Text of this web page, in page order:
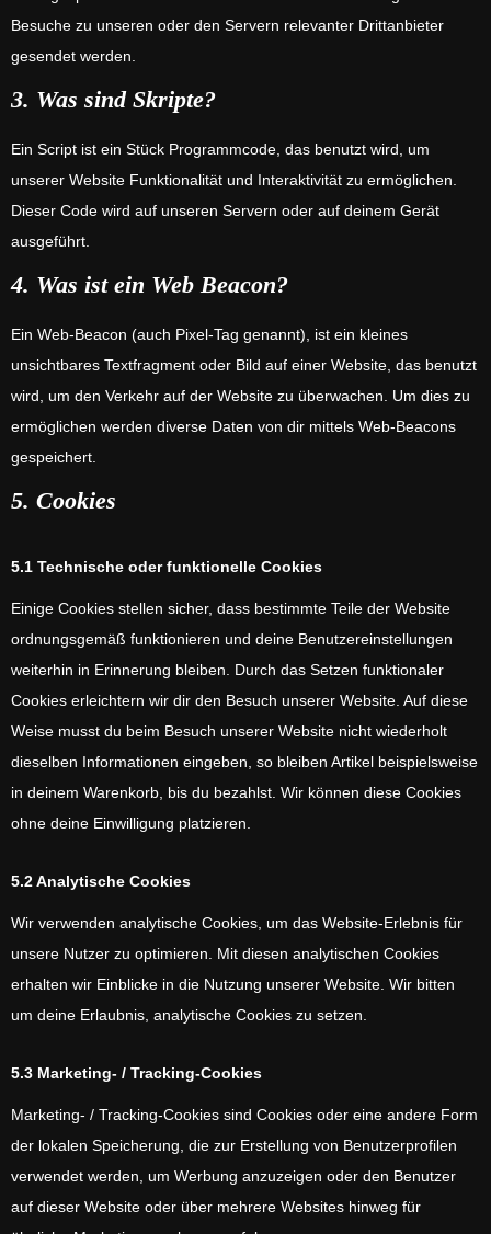
Besuche zu unseren oder den Servern relevanter Drittanbieter
gesendet werden.
3. Was sind Skripte?
Ein Script ist ein Stück Programmcode, das benutzt wird, um
unserer Website Funktionalität und Interaktivität zu ermöglichen.
Dieser Code wird auf unseren Servern oder auf deinem Gerät
ausgeführt.
4. Was ist ein Web Beacon?
Ein Web-Beacon (auch Pixel-Tag genannt), ist ein kleines
unsichtbares Textfragment oder Bild auf einer Website, das benutzt
wird, um den Verkehr auf der Website zu überwachen. Um dies zu
ermöglichen werden diverse Daten von dir mittels Web-Beacons
gespeichert.
5. Cookies
5.1 Technische oder funktionelle Cookies
Einige Cookies stellen sicher, dass bestimmte Teile der Website
ordnungsgemäß funktionieren und deine Benutzereinstellungen
weiterhin in Erinnerung bleiben. Durch das Setzen funktionaler
Cookies erleichtern wir dir den Besuch unserer Website. Auf diese
Weise musst du beim Besuch unserer Website nicht wiederholt
dieselben Informationen eingeben, so bleiben Artikel beispielsweise
in deinem Warenkorb, bis du bezahlst. Wir können diese Cookies
ohne deine Einwilligung platzieren.
5.2 Analytische Cookies
Wir verwenden analytische Cookies, um das Website-Erlebnis für
unsere Nutzer zu optimieren. Mit diesen analytischen Cookies
erhalten wir Einblicke in die Nutzung unserer Website. Wir bitten
um deine Erlaubnis, analytische Cookies zu setzen.
5.3 Marketing- / Tracking-Cookies
Marketing- / Tracking-Cookies sind Cookies oder eine andere Form
der lokalen Speicherung, die zur Erstellung von Benutzerprofilen
verwendet werden, um Werbung anzuzeigen oder den Benutzer
auf dieser Website oder über mehrere Websites hinweg für